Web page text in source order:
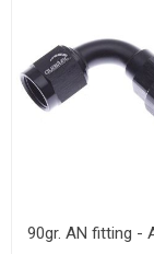
90gr. AN fitting -